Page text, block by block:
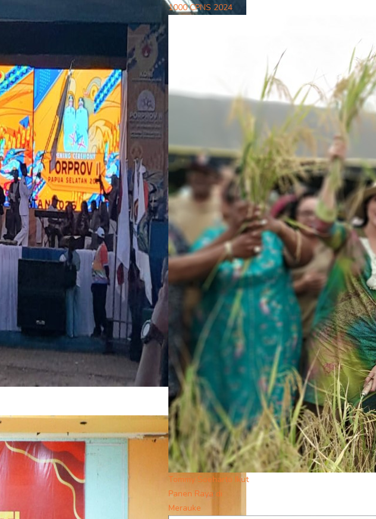
1000 CPNS 2024
Tommy Soeharto Ikut
Panen Raya di
Merauke